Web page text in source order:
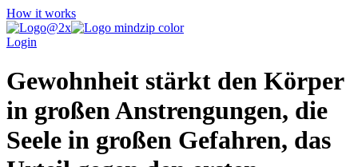
How it works
Login
Gewohnheit stärkt den Körper
in großen Anstrengungen, die
Seele in großen Gefahren, das